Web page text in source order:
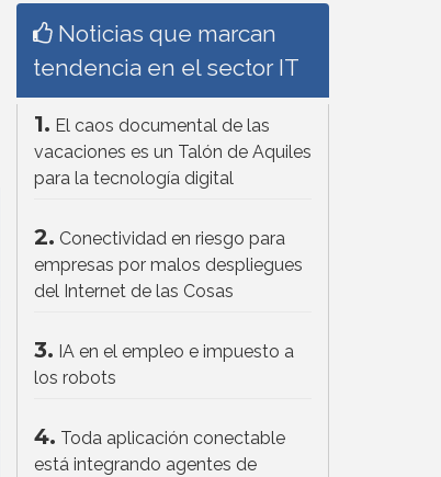
Noticias que marcan
tendencia en el sector IT
1. El caos documental de las
vacaciones es un Talón de Aquiles
para la tecnología digital
2. Conectividad en riesgo para
empresas por malos despliegues
del Internet de las Cosas
3. IA en el empleo e impuesto a
los robots
4. Toda aplicación conectable
está integrando agentes de